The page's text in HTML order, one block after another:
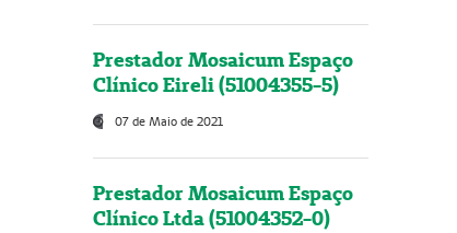
Prestador Mosaicum Espaço
Clínico Eireli (51004355-5)
07 de Maio de 2021
Prestador Mosaicum Espaço
Clínico Ltda (51004352-0)